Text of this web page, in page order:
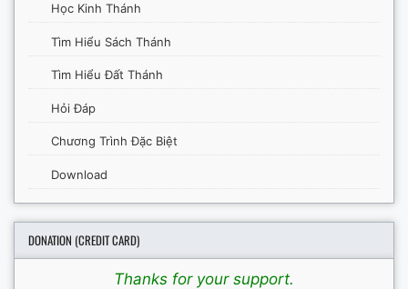
Học Kinh Thánh
Tìm Hiểu Sách Thánh
Tìm Hiểu Đất Thánh
Hỏi Đáp
Chương Trình Đặc Biệt
Download
DONATION (CREDIT CARD)
Thanks for your support.